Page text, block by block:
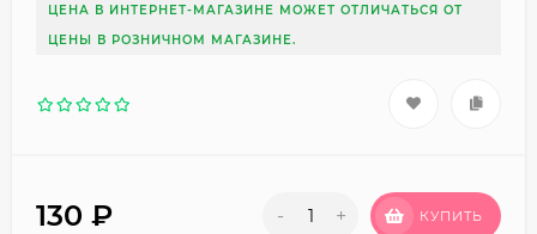
ЦЕНА В ИНТЕРНЕТ-МАГАЗИНЕ МОЖЕТ ОТЛИЧАТЬСЯ ОТ
ЦЕНЫ В РОЗНИЧНОМ МАГАЗИНЕ.
130 ₽ - + КУПИТЬ